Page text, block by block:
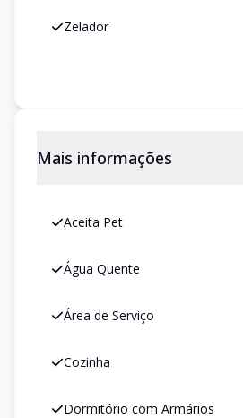
Zelador
Mais informações
Aceita Pet
Água Quente
Área de Serviço
Cozinha
Dormitório com Armários